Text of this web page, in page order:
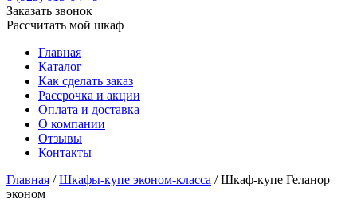
Заказать звонок
Рассчитать мой шкаф
Главная
Каталог
Как сделать заказ
Рассрочка и акции
Оплата и доставка
О компании
Отзывы
Контакты
Главная /Шкафы-купе эконом-класса / Шкаф-купе Геланор
эконом